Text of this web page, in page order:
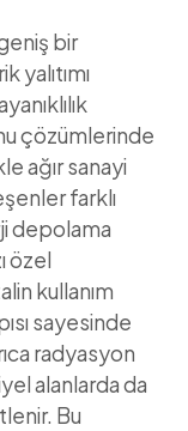
bir
yalıtımı
çözümlerinde
ağır sanayi
farklı
depolama
özel
kullanım
sayesinde
radyasyon
alanlarda da
Bu